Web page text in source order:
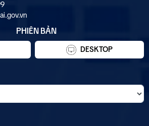
PHIÊN BẢN
DESKTOP